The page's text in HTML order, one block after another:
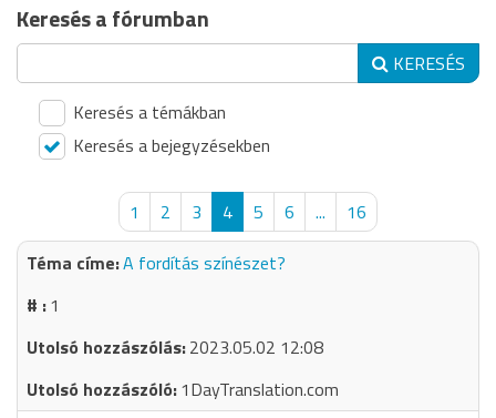
Keresés a fórumban
KERESÉS
Keresés a témákban
Keresés a bejegyzésekben
1 2 3 4 5 6 ...
16
A fordítás színészet?
1
2023.05.02 12:08
1DayTranslation.com